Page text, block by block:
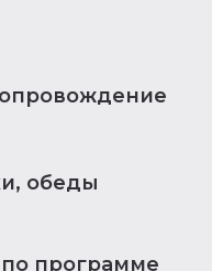
обеды
программе